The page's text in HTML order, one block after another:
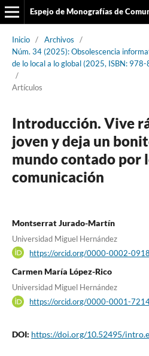
Espejo de Monografías de
Inicio / Archivos
/
Núm. 34 (2025): Obsolescencia
de lo local a lo global (2025, ISBN:
/
Artículos
Introducción. Vive
joven y deja un
mundo contado por
comunicación
Montserrat Jurado-Martín
Universidad Miguel Hernández
https://orcid.org/0000-0002-
Carmen María López-Rico
Universidad Miguel Hernández
https://orcid.org/0000-0001-
DOI: https://doi.org/10.52495/